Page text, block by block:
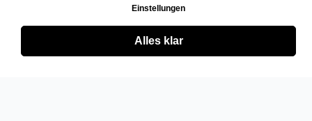
Einstellungen
Alles klar